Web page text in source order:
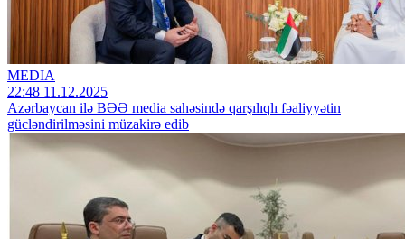
MEDIA
22:48 11.12.2025
Azərbaycan ilə BƏƏ media sahəsində qarşılıqlı fəaliyyətin
gücləndirilməsini müzakirə edib